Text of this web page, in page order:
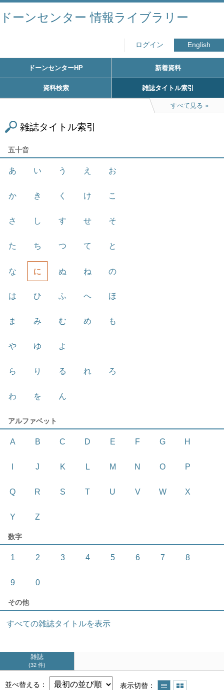
ドーンセンター 情報ライブラリー
ログイン English
ドーンセンターHP 新着資料
資料検索 雑誌タイトル索引
すべて見る
雑誌タイトル索引
五十音
あ い う え お
か き く け こ
さ し す せ そ
た ち つ て と
な に ぬ ね の
は ひ ふ へ ほ
ま み む め も
や ゆ よ
ら り る れ ろ
わ を ん
アルファベット
A B C D E F G H
J K L M N O P
Q R S T U V W X
Y Z
数字
1 2 3 4 5 6 7 8
9 0
その他
すべての雑誌タイトルを表示
雑誌
32 件
並べ替える 表示切替